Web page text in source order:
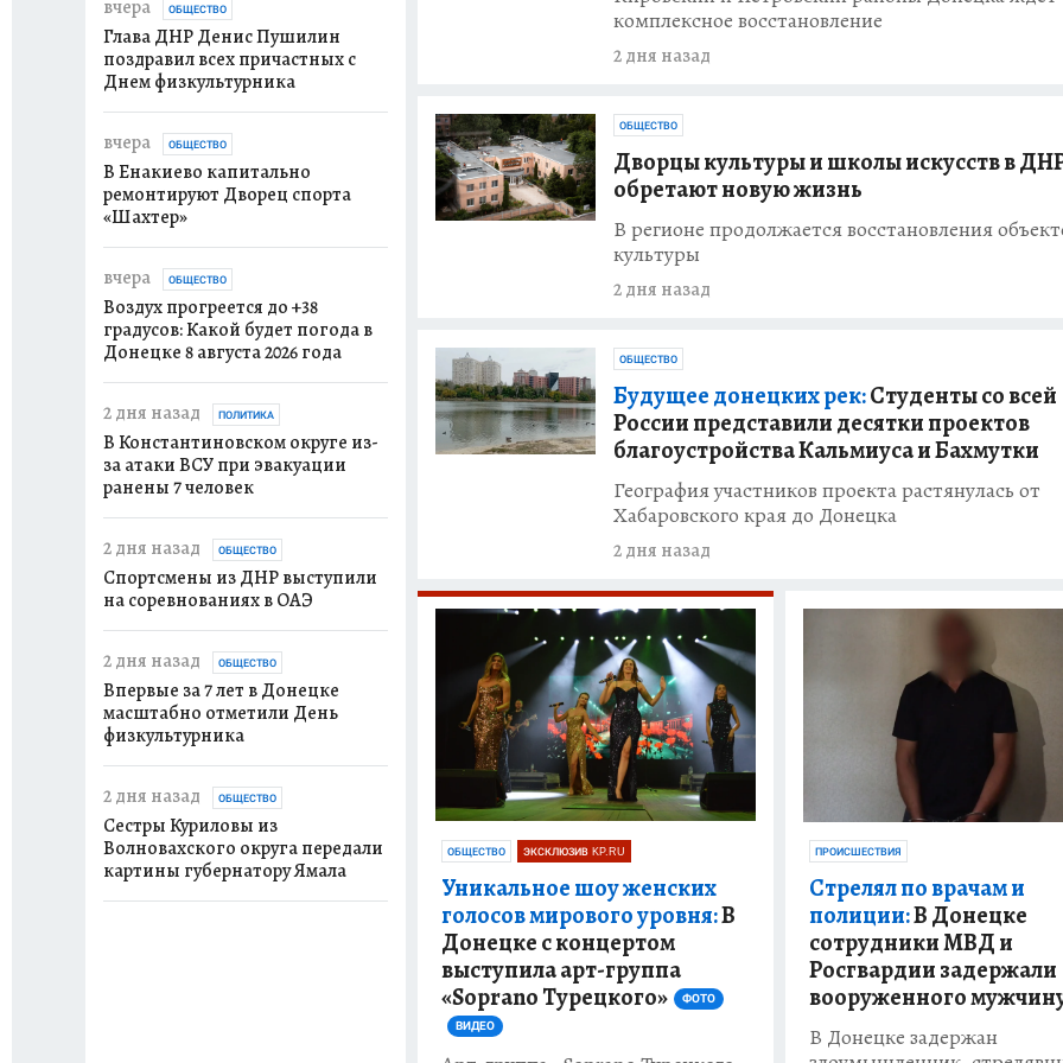
комплексное восстановление
2 дня назад
ОБЩЕСТВО
Дворцы культуры и школы искусств в
обретают новую жизнь
В регионе продолжается восстановления
культуры
2 дня назад
ОБЩЕСТВО
Будущее донецких рек:Студенты со всей
России представили десятки проектов
благоустройства Кальмиуса и Бахмутки
География участников проекта растянулась от
Хабаровского края до Донецка
2 дня назад
ОБЩЕСТВО ЭКСКЛЮЗИВ KP.RU
Уникальное шоу женских
голосов мирового уровня:В
Донецке с концертом
выступила арт-группа
«Soprano Турецкого»
ФОТО
ВИДЕО
ПРОИСШЕСТВИЯ
Стрелял по врачам и
полиции:В Донецке
сотрудники МВД и
Росгвардии задержали
вооруженного
В Донецке задержан
вчера ОБЩЕСТВО
Глава ДНР Денис Пушилин
поздравил всех причастных с
Днем физкультурника
вчера ОБЩЕСТВО
В Енакиево капитально
ремонтируют Дворец спорта
«Шахтер»
вчера ОБЩЕСТВО
Воздух прогреется до +38
градусов: Какой будет погода в
Донецке 8 августа 2026 года
2 дня назад ПОЛИТИКА
В Константиновском округе из-
за атаки ВСУ при эвакуации
ранены 7 человек
2 дня назад ОБЩЕСТВО
Спортсмены из ДНР выступили
на соревнованиях в ОАЭ
2 дня назад ОБЩЕСТВО
Впервые за 7 лет в Донецке
масштабно отметили День
физкультурника
2 дня назад ОБЩЕСТВО
Сестры Куриловы из
Волновахского округа передали
картины губернатору Ямала